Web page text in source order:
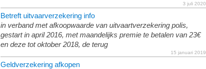
3 juli 2020
Betreft uitvaarverzekering info
in verband met afkoopwaarde van uitvaartverzekering polis,
gestart in april 2016, met maandelijks premie te betalen van 23€
en deze tot oktober 2018, de terug
15 januari 2019
Geldverzekering afkopen